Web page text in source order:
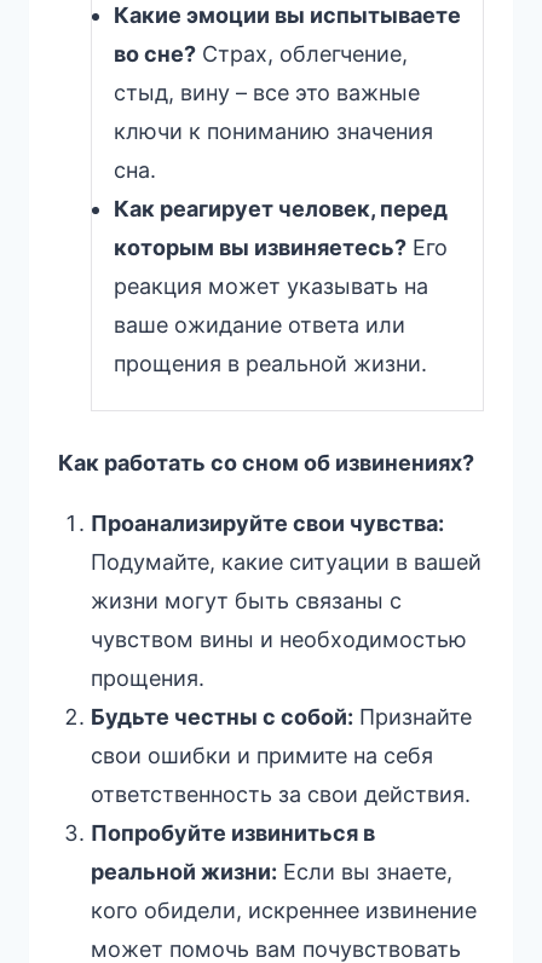
Какие эмоции вы испытываете
во сне? Страх, облегчение,
стыд, вину – все это важные
ключи к пониманию значения
сна.
Как реагирует человек, перед
которым вы извиняетесь? Его
реакция может указывать на
ваше ожидание ответа или
прощения в реальной жизни.
Как работать со сном об извинениях?
Проанализируйте свои чувства:
Подумайте, какие ситуации в вашей
жизни могут быть связаны с
чувством вины и необходимостью
прощения.
Будьте честны с собой: Признайте
свои ошибки и примите на себя
ответственность за свои действия.
Попробуйте извиниться в
реальной жизни: Если вы знаете,
кого обидели, искреннее извинение
может помочь вам почувствовать